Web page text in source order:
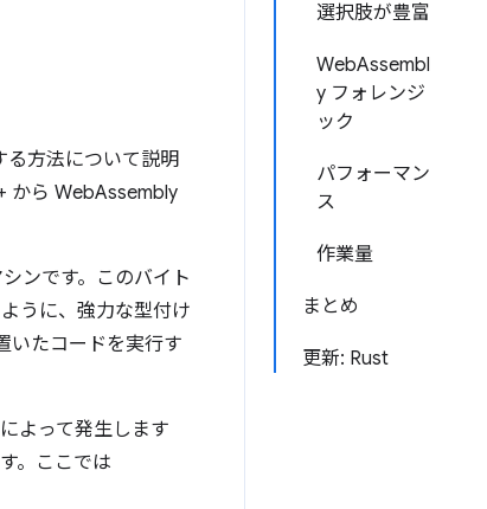
選択肢が豊富
WebAssembl
y フォレンジ
ック
パフォーマン
ス
作業量
まとめ
更新: Rust
る方法について説明
から WebAssembly
ンです。このバイト
うに、強力な型付け
いたコードを実行す
よって発生します
。ここでは